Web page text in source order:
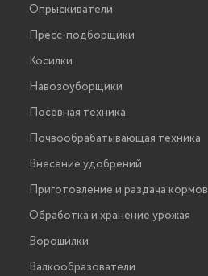
Опрыскиватели
Пресс-подборщики
Косилки
Навозоуборщики
Посевная техника
Почвообрабатывающая техника
Внесение удобрений
Приготовление и раздача кормов
Обработка и хранение урожая
Ворошилки
Валкообразователи